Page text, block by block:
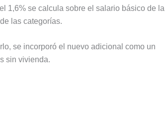
1,6% se calcula sobre el salario básico de la
las categorías.
se incorporó el nuevo adicional como un
sin vivienda.